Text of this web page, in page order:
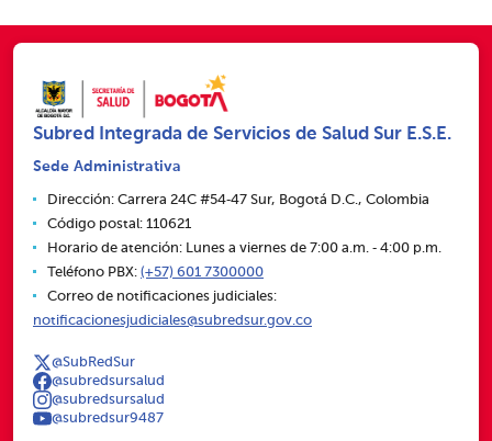
Subred Integrada de Servicios de Salud Sur E.S.E.
Sede Administrativa
Dirección: Carrera 24C #54‑47 Sur, Bogotá D.C., Colombia
Código postal: 110621
Horario de atención: Lunes a viernes de 7:00 a.m. ‑ 4:00 p.m.
Teléfono PBX: (+57) 601 7300000
Correo de notificaciones judiciales:
notificacionesjudiciales@subredsur.gov.co
@SubRedSur
@subredsursalud
@subredsursalud
@subredsur9487